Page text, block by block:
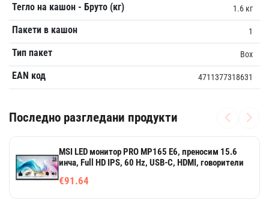
Тегло на кашон - Бруто (кг) 1.6 кг
Пакети в кашон 1
Тип пакет Box
EAN код 4711377318631
Последно разгледани продукти
MSI LED монитор PRO MP165 E6, преносим 15.6
инча, Full HD IPS, 60 Hz, USB-C, HDMI, говорители
€91.64